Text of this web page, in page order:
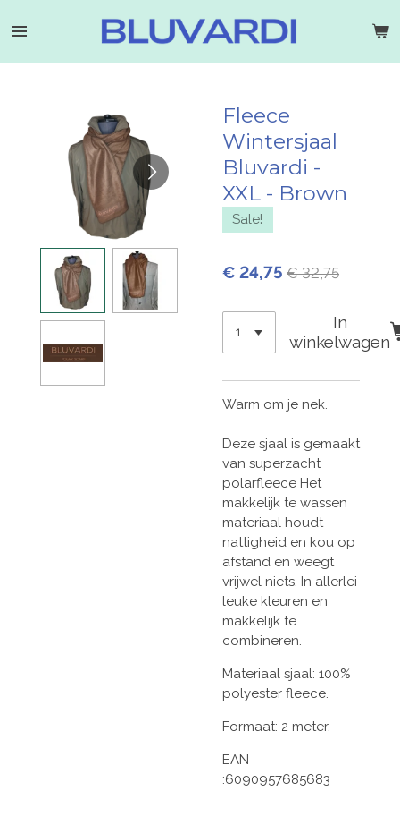
direct
Fleece
Wintersjaal
Bluvardi -
XXL - Brown
Sale!
€ 24,75 € 32,75
In
winkelwagen
Warm om je nek.
Deze sjaal is gemaakt
van superzacht
polarfleece Het
makkelijk te wassen
materiaal houdt
nattigheid en kou op
afstand en weegt
vrijwel niets. In allerlei
leuke kleuren en
makkelijk te
combineren.
Materiaal sjaal: 100%
polyester fleece.
Formaat: 2 meter.
EAN
:6090957685683